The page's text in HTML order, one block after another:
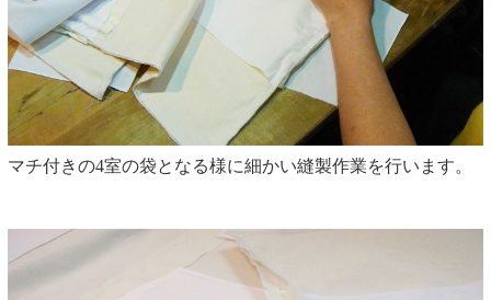
マチ付きの4室の袋となる様に細かい縫製作業を行います。